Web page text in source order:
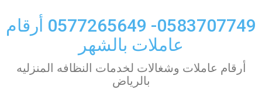
to
content
0583707749- 0577265649 أرقام
عاملات بالشهر
أرقام عاملات وشغالات لخدمات النظافه المنزليه
بالرياض